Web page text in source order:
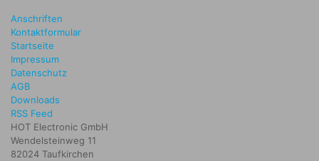
Anschriften
Kontaktformular
Startseite
Impressum
Datenschutz
AGB
Downloads
RSS Feed
HOT Electronic GmbH
Wendelsteinweg 11
82024 Taufkirchen